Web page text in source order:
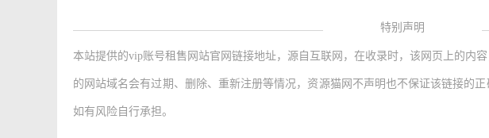
特别声明
本站提供的vip账号租售网站官网链接地址，源自互联网，在收录时，该网页上的内
的网站域名会有过期、删除、重新注册等情况，资源猫网不声明也不保证该链接的
如有风险自行承担。